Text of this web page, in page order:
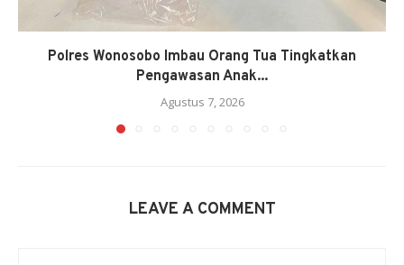
Polres Wonosobo Imbau Orang Tua Tingkatkan
Pengawasan Anak...
Agustus 7, 2026
LEAVE A COMMENT